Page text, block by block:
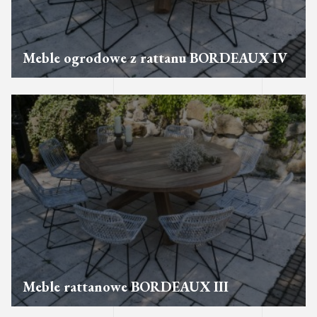
Meble ogrodowe z rattanu BORDEAUX IV
Meble rattanowe BORDEAUX III